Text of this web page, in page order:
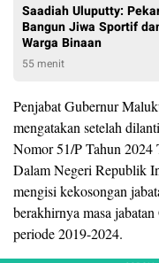
Saadiah Uluputty:
Bangun Jiwa Sportif
Warga Binaan
55 menit
Penjabat Gubernur
mengatakan setelah
Nomor 51/P Tahun
Dalam Negeri Republik
mengisi kekosongan
berakhirnya masa
periode 2019-2024.